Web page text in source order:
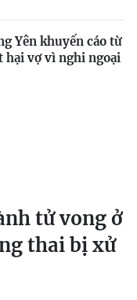
Yên khuyến cáo từ
hại vợ vì nghi ngoại
tử vong ở
thai bị xử